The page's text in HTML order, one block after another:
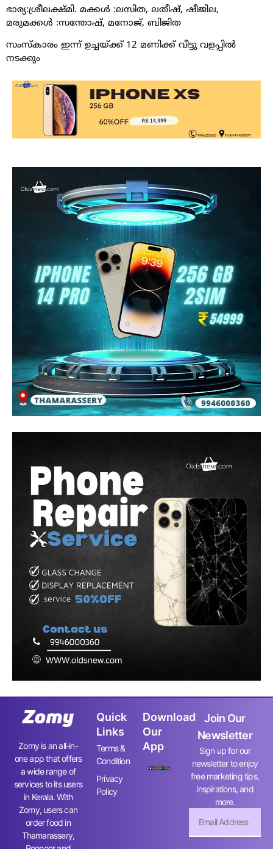
ഭാര്യ:ശ്രീലക്ഷ്മി. മക്കൾ :ലസിത, ലതീഷ്, ഷീജില,
മരുമക്കൾ :സന്തോഷ്, മനോജ്, ബിജിത
സംസ്കാരം ഇന്ന് ഉച്ചയ്ക്ക് 12 മണിക്ക് വീട്ടു വളപ്പിൽ
നടക്കും
Zomy is an all-in-
one app that offers
a wide range of
services to its users
in Kerala. With
Zomy, users can
order food in
Thamarassery,
Quick
Links
Terms &
Condition
Privacy
Policy
Download
Our
App
Join Our
Newsletter
Sign up for our
newsletter to enjoy
free marketing tips,
inspirations, and
more.